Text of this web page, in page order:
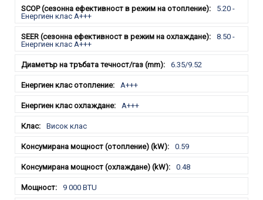
5.20 -
Енергиен клас A+++
8.50 -
Енергиен клас A+++
6.35/9.52
A+++
A+++
Висок клас
0.59
0.48
9 000 BTU